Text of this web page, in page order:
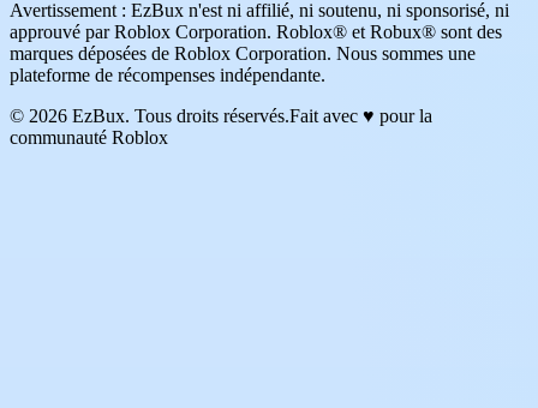
Avertissement : EzBux n'est ni affilié, ni soutenu, ni sponsorisé, ni
approuvé par Roblox Corporation. Roblox® et Robux® sont des
marques déposées de Roblox Corporation. Nous sommes une
plateforme de récompenses indépendante.
© 2026 EzBux. Tous droits réservés.Fait avec ♥ pour la
communauté Roblox